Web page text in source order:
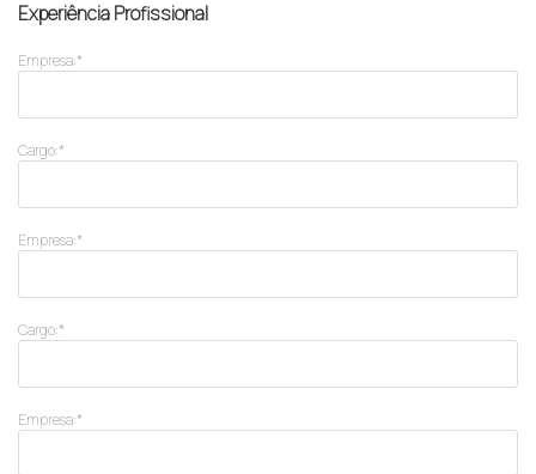
Experiência Profissional
Empresa:*
Cargo:*
Empresa:*
Cargo:*
Empresa:*